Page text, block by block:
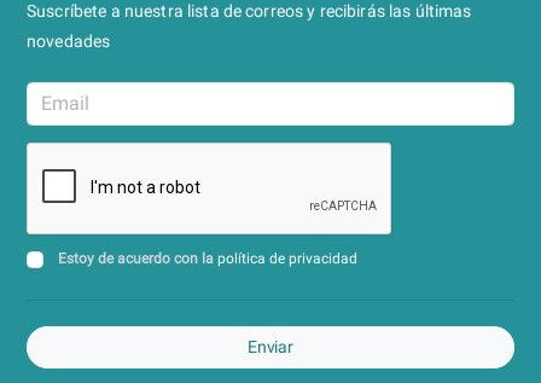
Suscríbete a nuestra lista de correos y recibirás las últimas
novedades
Estoy de acuerdo con lapolítica de privacidad
Enviar